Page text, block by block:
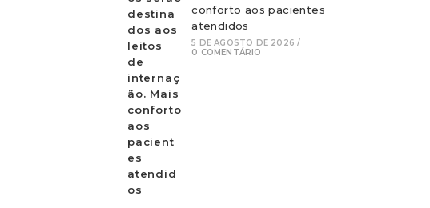
conforto aos pacientes
atendidos
5 DE AGOSTO DE 2026 /
0 COMENTÁRIO